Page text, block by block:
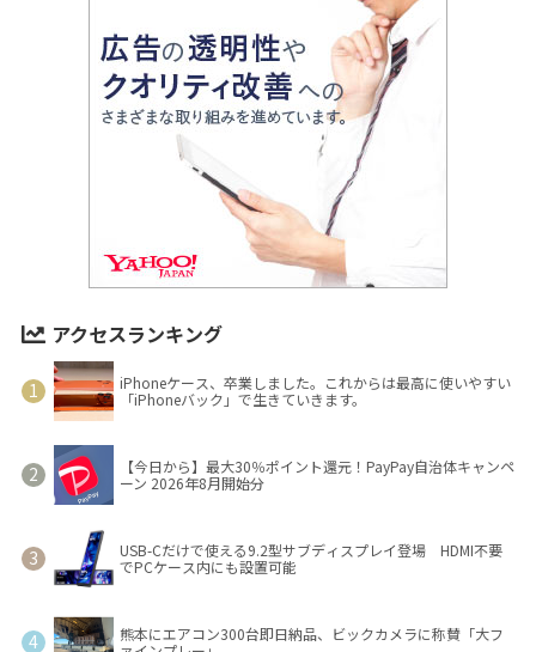
アクセスランキング
iPhoneケース、卒業しました。これからは最高に使いやすい
「iPhoneバック」で生きていきます。
【今日から】最大30％ポイント還元！PayPay自治体キャンペ
ーン 2026年8月開始分
USB-Cだけで使える9.2型サブディスプレイ登場 HDMI不要
でPCケース内にも設置可能
熊本にエアコン300台即日納品、ビックカメラに称賛「大フ